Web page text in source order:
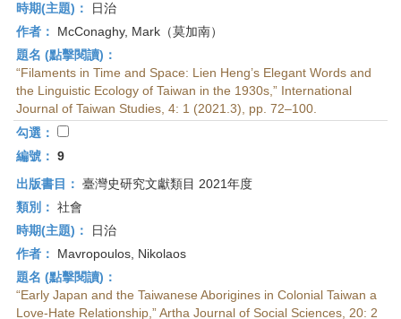
時期(主題)：
日治
作者：
McConaghy, Mark（莫加南）
題名 (點擊閱讀)：
“Filaments in Time and Space: Lien Heng’s Elegant Words and
the Linguistic Ecology of Taiwan in the 1930s,” International
Journal of Taiwan Studies, 4: 1 (2021.3), pp. 72–100.
勾選：
編號： 9
出版書目： 臺灣史研究文獻類目 2021年度
類別： 社會
時期(主題)：
日治
作者：
Mavropoulos, Nikolaos
題名 (點擊閱讀)：
“Early Japan and the Taiwanese Aborigines in Colonial Taiwan a
Love-Hate Relationship,” Artha Journal of Social Sciences, 20: 2